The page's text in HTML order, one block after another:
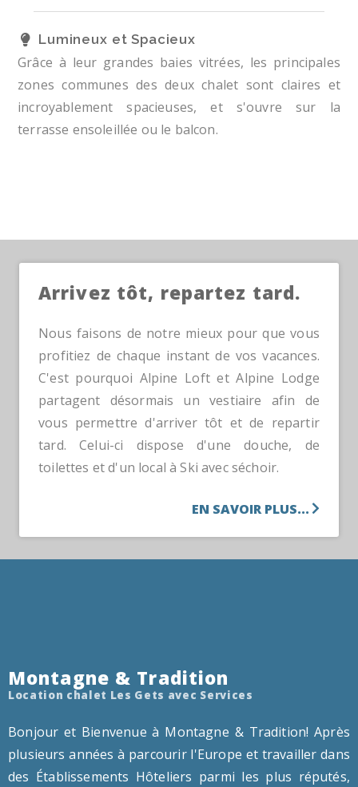
Lumineux et Spacieux
Grâce à leur grandes baies vitrées, les principales
zones communes des deux chalet sont claires et
incroyablement spacieuses, et s'ouvre sur la
terrasse ensoleillée ou le balcon.
Arrivez tôt, repartez tard.
Nous faisons de notre mieux pour que vous
profitiez de chaque instant de vos vacances.
C'est pourquoi Alpine Loft et Alpine Lodge
partagent désormais un vestiaire afin de
vous permettre d'arriver tôt et de repartir
tard. Celui-ci dispose d'une douche, de
toilettes et d'un local à Ski avec séchoir.
EN SAVOIR PLUS...
Montagne & Tradition
Location chalet Les Gets avec Services
Bonjour et Bienvenue à Montagne & Tradition! Après
plusieurs années à parcourir l'Europe et travailler dans
des Établissements Hôteliers parmi les plus réputés,